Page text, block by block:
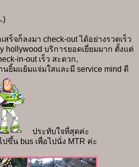
ร็จก็ลงมา check-out ได้อย่างรวดเร็ว
hollywood บริการยอดเยี่ยมมาก ตั้งแต่
in-out เร็ว สะดวก,
ยิ้มแย้มแจ่มใสและมี service mind ดี
ประทับใจที่สุดค่ะ
ปขึ้น bus เพื่อไปนั่ง MTR ค่ะ